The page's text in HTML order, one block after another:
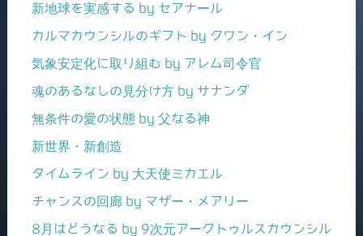
新地球を実感する by セアナール
カルマカウンシルのギフト by クワン・イン
気象安定化に取り組む by アレム司令官
魂のあるなしの見分け方 by サナンダ
無条件の愛の状態 by 父なる神
新世界・新創造
タイムライン by 大天使ミカエル
チャンスの回廊 by マザー・メアリー
8月はどうなる by 9次元アークトゥルスカウンシル